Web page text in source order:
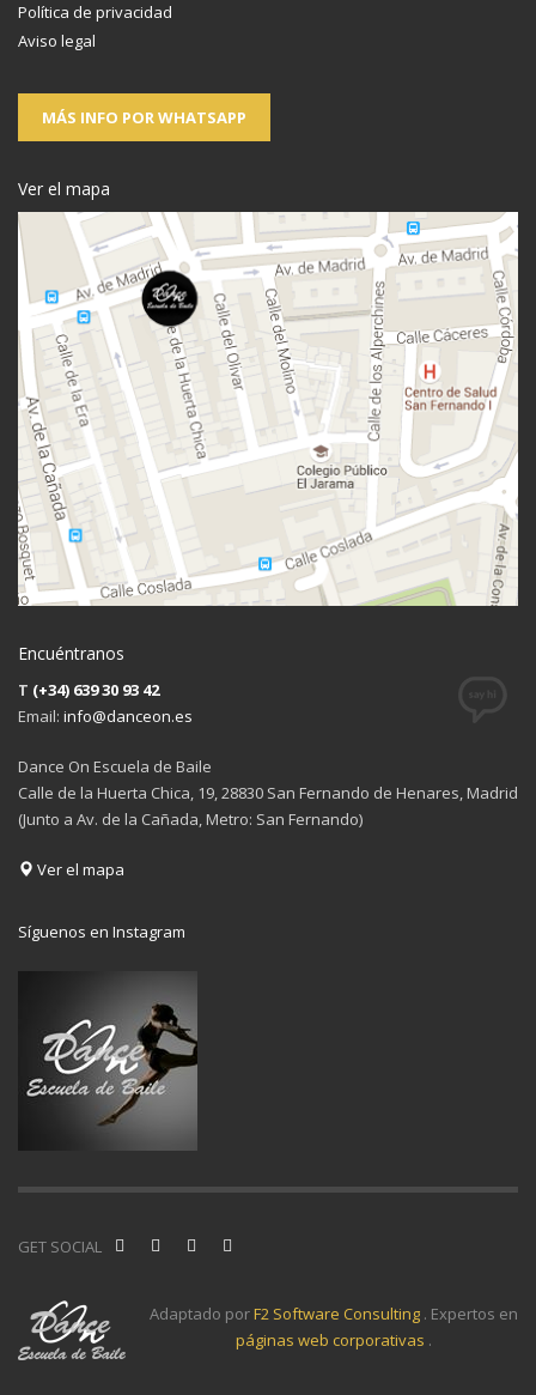
Política de privacidad
Aviso legal
MÁS INFO POR WHATSAPP
Ver el mapa
Encuéntranos
T (+34) 639 30 93 42
Email: info@danceon.es
Dance On Escuela de Baile
Calle de la Huerta Chica, 19, 28830 San Fernando de Henares, Madrid
(Junto a Av. de la Cañada, Metro: San Fernando)
Ver el mapa
Síguenos en Instagram
GET SOCIAL
Adaptado porF2 Software Consulting . Expertos en
páginas web corporativas .